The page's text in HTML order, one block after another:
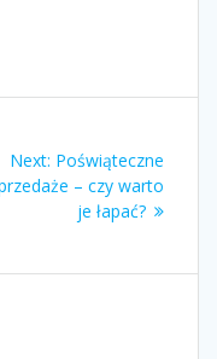
Next: Next
post:
Poświąteczne
– czy warto
je łapać?